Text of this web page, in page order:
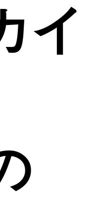
イ